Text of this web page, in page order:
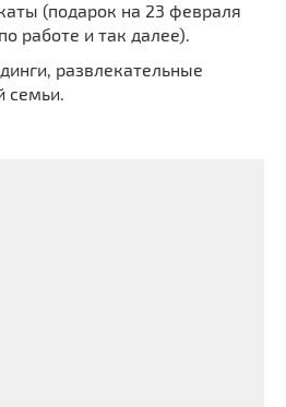
(подарок на 23 февраля
работе и так далее).
развлекательные
семьи.